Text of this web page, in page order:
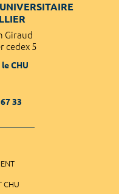
Giraud
cedex 5
CHU
33
CHU